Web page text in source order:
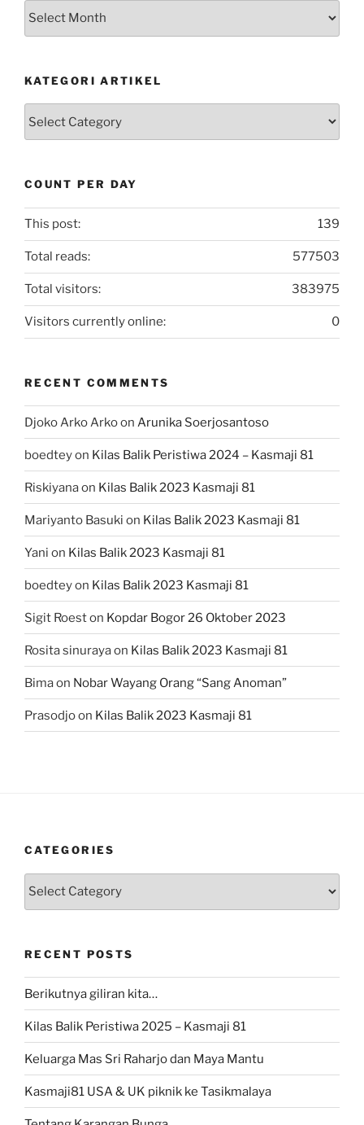
Arsip
KATEGORI ARTIKEL
COUNT PER DAY
139
This post:
577503
Total reads:
383975
Total visitors:
0
Visitors currently online:
RECENT COMMENTS
Djoko Arko Arkoon Arunika Soerjosantoso
boedteyon Kilas Balik Peristiwa 2024 – Kasmaji 81
Riskiyanaon Kilas Balik 2023 Kasmaji 81
Mariyanto Basuki on Kilas Balik 2023 Kasmaji 81
Yani on Kilas Balik 2023 Kasmaji 81
boedteyon Kilas Balik 2023 Kasmaji 81
Sigit Roeston Kopdar Bogor 26 Oktober 2023
Rosita sinurayaon Kilas Balik 2023 Kasmaji 81
Bimaon Nobar Wayang Orang “Sang Anoman”
Prasodjoon Kilas Balik 2023 Kasmaji 81
CATEGORIES
Categories
RECENT POSTS
Berikutnya giliran kita…
Kilas Balik Peristiwa 2025 – Kasmaji 81
Keluarga Mas Sri Raharjo dan Maya Mantu
Kasmaji81 USA & UK piknik ke Tasikmalaya